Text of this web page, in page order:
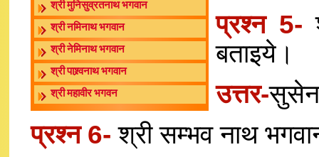
श्री मुनिसुव्रतनाथ भगवान
श्री नमिनाथ भगवान
श्री नेमिनाथ भगवान
श्री पाश्र्वनाथ भगवान
श्री महावीर भगवन
प्रश्न 5-
बताइये।
उत्तर-
प्रश्न 6-श्री सम्भव नाथ